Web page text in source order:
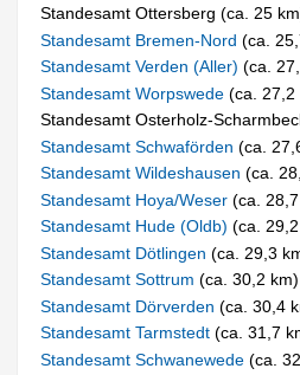
Standesamt Ottersberg (ca. 25
Standesamt Bremen-Nord(ca.
Standesamt Verden (Aller)(ca.
Standesamt Worpswede(ca. 27,2
Standesamt Osterholz-
Standesamt Schwaförden(ca.
Standesamt Wildeshausen(ca.
Standesamt Hoya/Weser(ca.
Standesamt Hude (Oldb)(ca.
Standesamt Dötlingen(ca. 29,3
Standesamt Sottrum(ca. 30,2 km)
Standesamt Dörverden(ca. 30,4
Standesamt Tarmstedt(ca. 31,7
Standesamt Schwanewede(ca.